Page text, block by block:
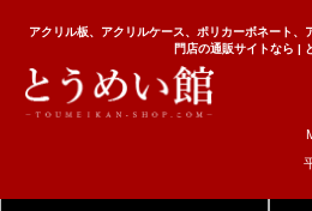
アクリル板、アクリルケース、ポリカーボネート、
門店の通販サイトなら |